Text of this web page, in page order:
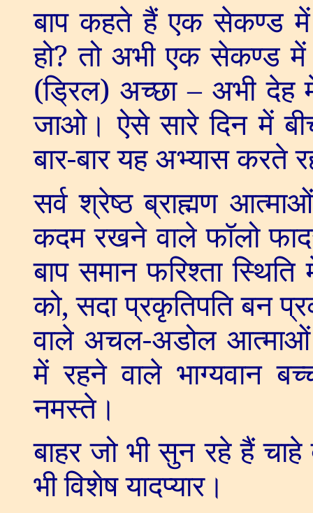
बाप कहते हैं एक सेकण्ड में
हो?तो अभी एक सेकण्ड में
(ड्रिल) अच्छा– अभी देह
जाओ। ऐसे सारे दिन में
बार-बार यह अभ्यास करते
सर्व श्रेष्ठ ब्राह्मण
कदम रखने वाले फॉलो
बाप समान फरिश्ता
को,सदा प्रकृतिपति बन
वाले अचल-अडोल
में रहने वाले भाग्यवान
नमस्ते।
बाहर जो भी सुन रहे हैं
भी विशेष यादप्यार।